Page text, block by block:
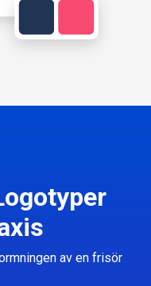
av en frisör